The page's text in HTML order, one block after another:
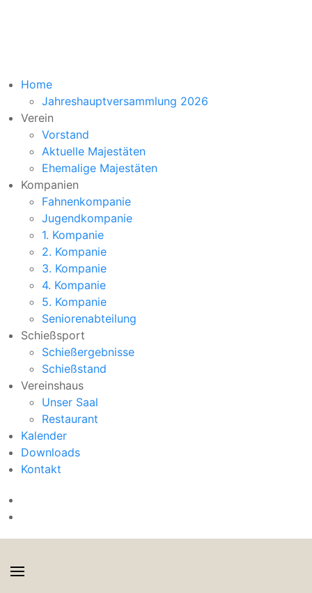
Home
Jahreshauptversammlung 2026
Verein
Vorstand
Aktuelle Majestäten
Ehemalige Majestäten
Kompanien
Fahnenkompanie
Jugendkompanie
1. Kompanie
2. Kompanie
3. Kompanie
4. Kompanie
5. Kompanie
Seniorenabteilung
Schießsport
Schießergebnisse
Schießstand
Vereinshaus
Unser Saal
Restaurant
Kalender
Downloads
Kontakt